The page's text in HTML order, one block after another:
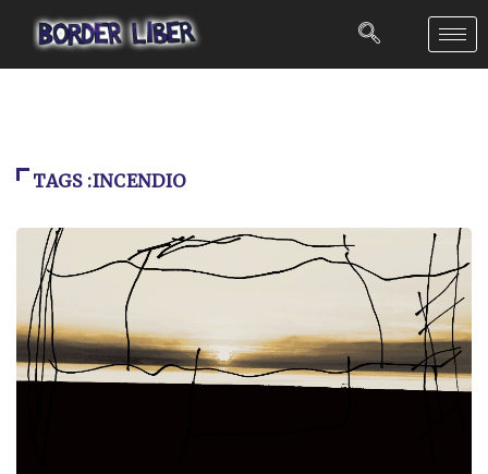
TAGS :INCENDIO